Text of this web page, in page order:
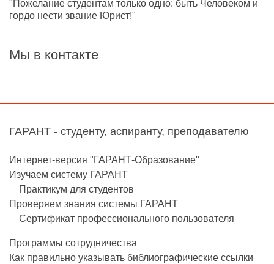
"Пожелание студентам только одно: быть Человеком и
гордо нести звание Юрист!"
Мы в контакте
ГАРАНТ - студенту, аспиранту, преподавателю
Интернет-версия "ГАРАНТ-Образование"
Изучаем систему ГАРАНТ
Практикум для студентов
Проверяем знания системы ГАРАНТ
Сертификат профессионального пользователя
Программы сотрудничества
Как правильно указывать библиографические ссылки